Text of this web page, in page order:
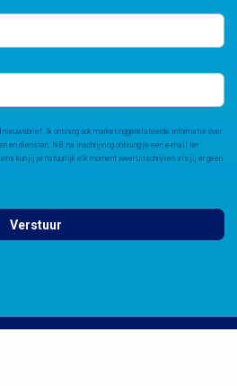
Ik ontvang ook marketinggerelateerde informatie over
en diensten. NB: na inschrijving ontvang je een e-mail ter
kun jij je natuurlijk elk moment weer uitschrijven als jij er geen